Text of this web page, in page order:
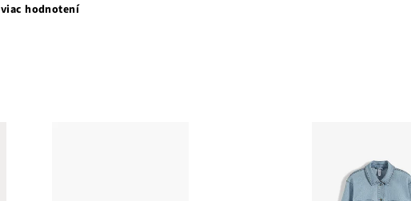
viac hodnotení